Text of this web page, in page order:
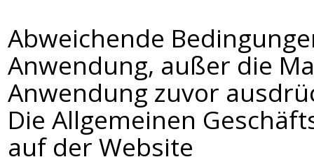
Abweichende
Anwendung, außer die
Anwendung zuvor
Die Allgemeinen
auf der Website